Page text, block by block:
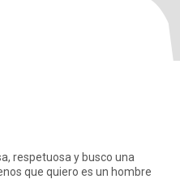
y busco una